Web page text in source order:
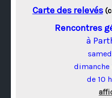
Carte des relevés
Rencontres
à
dimanche
de 10